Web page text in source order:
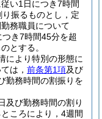
い1日につき7時間
振るものとし，定
務職員について
き7時間45分を超
とする。
により特別の形態に
は， 前条第1項及び
勤務時間の割振りを
及び勤務時間の割り
ころにより，4週間